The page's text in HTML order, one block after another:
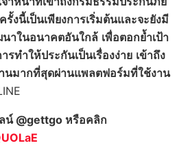
งนี้เป็นเพียงการเริ่มต้นและจะยังมี
นาในอนาคตอันใกล้ เพื่อตอกย้ำเป้า
รทำให้ประกันเป็นเรื่องง่าย เข้าถึง
นมากที่สุดผ่านแพลตฟอร์มที่ใช้งาน
น์ @gettgo หรือคลิก